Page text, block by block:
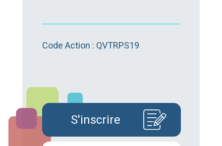
Code Action : QVTRPS19
S'inscrire